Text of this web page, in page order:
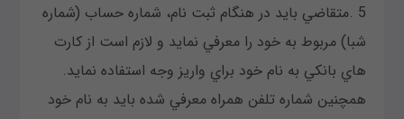
5 .متقاضي بايد در هنگام ثبت نام، شماره حساب (شماره
شبا) مربوط به خود را معرفي نمايد و لازم است از كارت
هاي بانكي به نام خود براي واريز وجه استفاده نمايد.
همچنين شماره تلفن همراه معرفي شده بايد به نام خود